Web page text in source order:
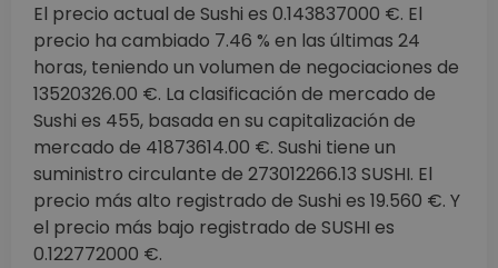
El precio actual de Sushi es 0.143837000 €. El
precio ha cambiado 7.46 % en las últimas 24
horas, teniendo un volumen de negociaciones de
13520326.00 €. La clasificación de mercado de
Sushi es 455, basada en su capitalización de
mercado de 41873614.00 €. Sushi tiene un
suministro circulante de 273012266.13 SUSHI. El
precio más alto registrado de Sushi es 19.560 €. Y
el precio más bajo registrado de SUSHI es
0.122772000 €.